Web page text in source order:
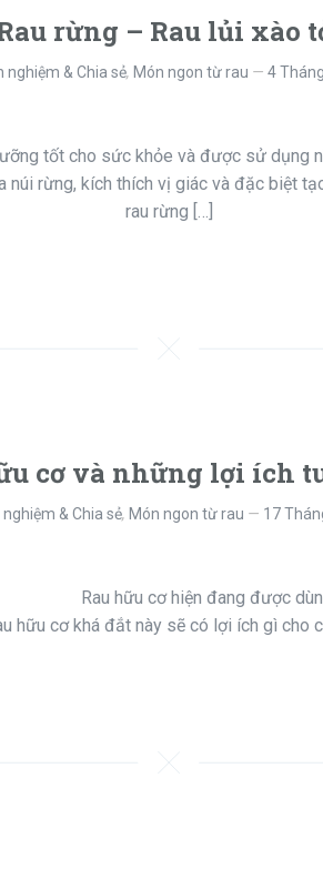
rừng – Rau lủi xào
nghiệm & Chia sẻ, Món ngon từ rau 4
tốt cho sức khỏe và được sử dụng
núi rừng, kích thích vị giác và đặc biệt
rau rừng […]
cơ và những lợi ích
nghiệm & Chia sẻ, Món ngon từ rau 17
Rau hữu cơ hiện đang được dùng
hữu cơ khá đắt này sẽ có lợi ích gì cho